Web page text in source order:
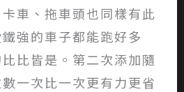
車、拖車頭也同樣有此
強的車子都能跑好多
比皆是。第二次添加隨
一次比一次更有力更省